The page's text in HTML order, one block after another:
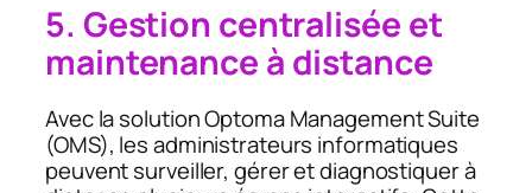
5. Gestion centralisée et
maintenance à distance
Avec la solution Optoma Management Suite
(OMS), les administrateurs informatiques
peuvent surveiller, gérer et diagnostiquer à